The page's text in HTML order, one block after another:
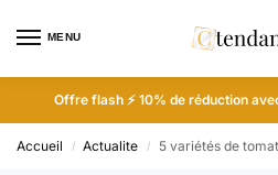
MENU
Offre flash ⚡ 10% de réduction
Accueil / Actualite / 5 variétés de tomates